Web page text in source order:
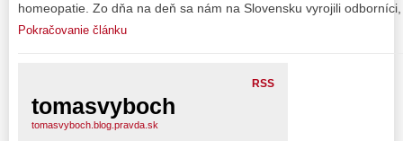
homeopatie. Zo dňa na deň sa nám na Slovensku vyrojili
Pokračovanie článku
RSS
tomasvyboch
tomasvyboch.blog.pravda.sk